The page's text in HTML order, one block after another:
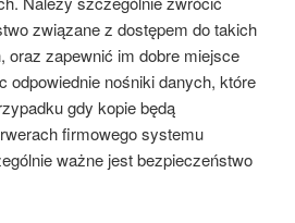
związane z dostępem do takich
oraz zapewnić im dobre miejsce
odpowiednie nośniki danych, które
gdy kopie będą
firmowego systemu
ważne jest bezpieczeństwo